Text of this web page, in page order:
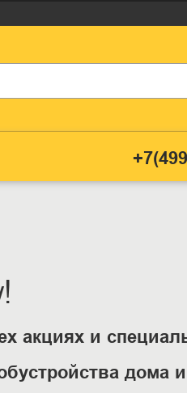
акциях и
дома